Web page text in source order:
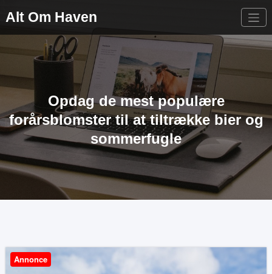
Alt Om Haven
Opdag de mest populære
forårsblomster til at tiltrække bier og
sommerfugle
Annonce